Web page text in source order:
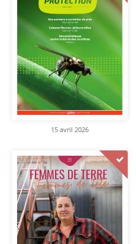
15 avril 2026